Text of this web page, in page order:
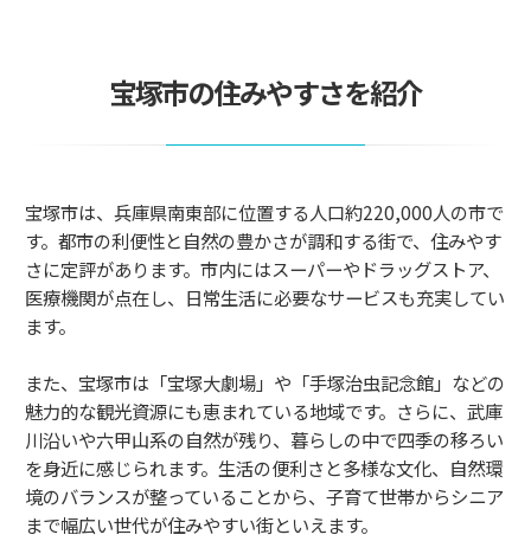
宝塚市の住みやすさを紹介
宝塚市は、兵庫県南東部に位置する人口約220,000人の市で
す。都市の利便性と自然の豊かさが調和する街で、住みやす
さに定評があります。市内にはスーパーやドラッグストア、
医療機関が点在し、日常生活に必要なサービスも充実してい
ます。
また、宝塚市は「宝塚大劇場」や「手塚治虫記念館」などの
魅力的な観光資源にも恵まれている地域です。さらに、武庫
川沿いや六甲山系の自然が残り、暮らしの中で四季の移ろい
を身近に感じられます。生活の便利さと多様な文化、自然環
境のバランスが整っていることから、子育て世帯からシニア
まで幅広い世代が住みやすい街といえます。